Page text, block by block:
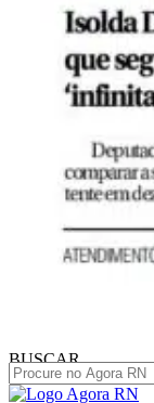
BUSCAR